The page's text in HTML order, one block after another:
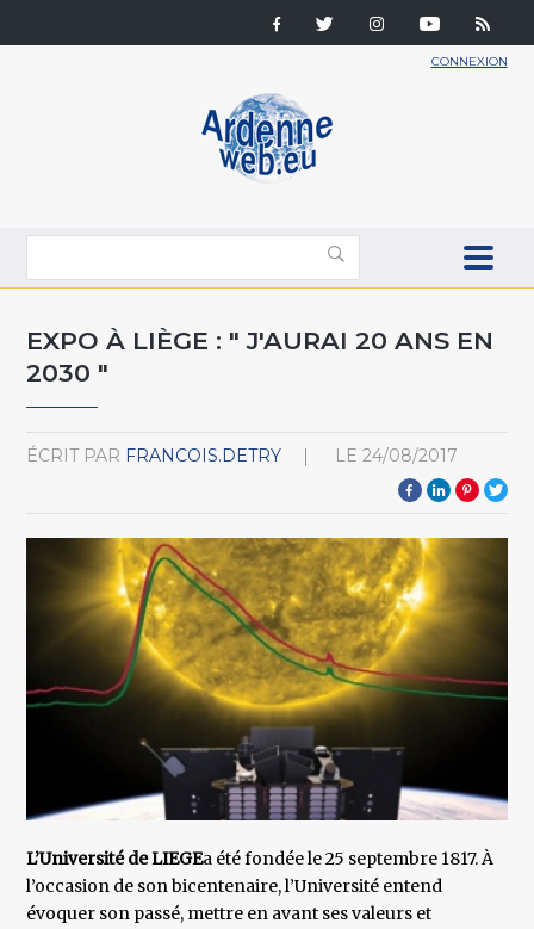
CONNEXION
EXPO À LIÈGE : " J'AURAI 20 ANS EN
2030 "
ÉCRIT PAR FRANCOIS.DETRY LE 24/08/2017
L’Université de LIEGEa été fondée le 25 septembre 1817. À
l’occasion de son bicentenaire, l’Université entend
évoquer son passé, mettre en avant ses valeurs et